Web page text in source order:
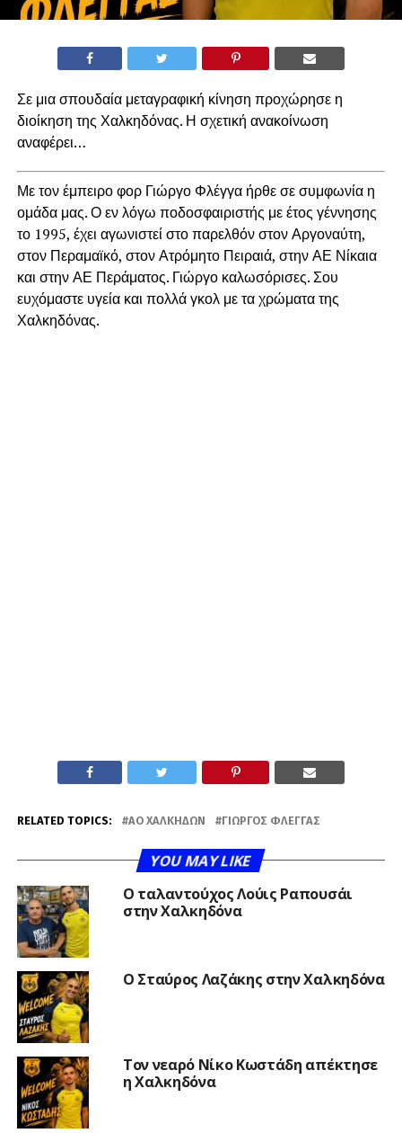
Σε μια σπουδαία μεταγραφική κίνηση προχώρησε η
διοίκηση της Χαλκηδόνας. Η σχετική ανακοίνωση
αναφέρει…
Με τον έμπειρο φορ Γιώργο Φλέγγα ήρθε σε συμφωνία η
ομάδα μας. Ο εν λόγω ποδοσφαιριστής με έτος γέννησης
το 1995, έχει αγωνιστεί στο παρελθόν στον Αργοναύτη,
στον Περαμαϊκό, στον Ατρόμητο Πειραιά, στην ΑΕ Νίκαια
και στην ΑΕ Περάματος. Γιώργο καλωσόρισες. Σου
ευχόμαστε υγεία και πολλά γκολ με τα χρώματα της
Χαλκηδόνας.
RELATED TOPICS: ΑΟ ΧΑΛΚΗΔΏΝ ΓΙΏΡΓΟΣ ΦΛΈΓΓΑΣ
YOU MAY LIKE
Ο ταλαντούχος Λούις Ραπουσάι
στην Χαλκηδόνα
Ο Σταύρος Λαζάκης στην Χαλκηδόνα
Τον νεαρό Νίκο Κωστάδη απέκτησε
η Χαλκηδόνα